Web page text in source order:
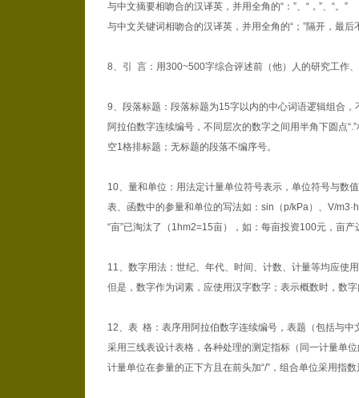
与中文摘要相吻合的汉译英，并用全角的“：”、“，”、“。”
与中文关键词相吻合的汉译英，并用全角的“；”隔开，最后
8、引 言：用300~500字综合评述前（他）人的研究工作
9、段落标题：段落标题为15字以内的中心词语逻辑组合
阿拉伯数字连续编号，不同层次的数字之间用半角下圆点
空1格排标题；无标题的段落不编序号。
10、量和单位：用法定计量单位符号表示，单位符号与数
表、函数中的参量和单位的写法如：sin（p/kPa）、V/
“亩”已淘汰了（1hm2=15亩），如：每亩投资100元，亩
11、数字用法：世纪、年代、时间、计数、计量等均应使
但是，数字作为词素，应使用汉字数字；表示概数时，数
12、表 格：表序用阿拉伯数字连续编号，表题（包括与
采用三线表设计表格，各种处理的测定指标（同一计量单
计量单位在参量的正下方且在前头加“/”，组合单位采用指